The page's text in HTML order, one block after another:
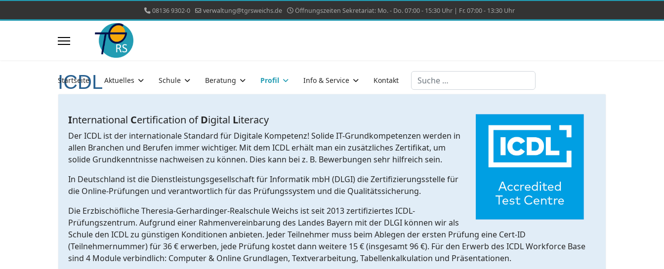
08136 9302-0 verwaltung@tgrsweichs.de Öffnungszeiten Sekretariat: Mo. - Do. 07:00 - 15:30 Uhr | Fr. 07:00 - 13:30 Uhr
Startseite Aktuelles Schule Beratung Profil Info & Service Kontakt Suchen
ICDL
International Certification ofDigital Literacy
Der ICDL ist der internationale Standard für Digitale Kompetenz! Solide IT-Grundkompetenzen werden in
allen Branchen und Berufen immer wichtiger. Mit dem ICDL erhält man ein zusätzliches Zertifikat, um
solide Grundkenntnisse nachweisen zu können. Dies kann bei z. B. Bewerbungen sehr hilfreich sein.
In Deutschland ist die Dienstleistungsgesellschaft für Informatik mbH (DLGI) die Zertifizierungsstelle für
die Online-Prüfungen und verantwortlich für das Prüfungssystem und die Qualitätssicherung.
Die Erzbischöfliche Theresia-Gerhardinger-Realschule Weichs ist seit 2013 zertifiziertes ICDL-
Prüfungszentrum. Aufgrund einer Rahmenvereinbarung des Landes Bayern mit der DLGI können wir als
Schule den ICDL zu günstigen Konditionen anbieten. Jeder Teilnehmer muss beim Ablegen der ersten Prüfung eine Cert-ID
(Teilnehmernummer) für 36 € erwerben, jede Prüfung kostet dann weitere 15 € (insgesamt 96 €). Für den Erwerb des ICDL Workforce Base
sind 4 Module verbindlich: Computer & Online Grundlagen, Textverarbeitung, Tabellenkalkulation und Präsentationen.